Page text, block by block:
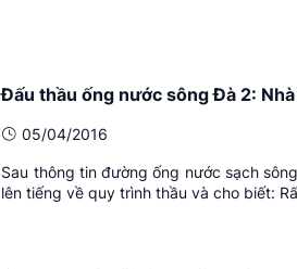
Đấu thầu ống nước sông Đà 2:
05/04/2016
Sau thông tin đường ống nước sạch
lên tiếng về quy trình thầu và cho biết: